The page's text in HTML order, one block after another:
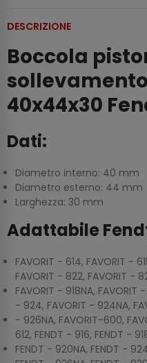
DESCRIZIONE
Boccola
40x44x30
Dati:
Diametro interno: 40 mm
Diametro esterno: 44 mm
Larghezza: 30 mm
Adattabile
FAVORIT - 614, FAVORIT -
FAVORIT - 822, FAVORIT -
FAVORIT - 918NA, FAVORIT
- 924, FAVORIT - 924NA,
- 926NA, FAVORIT-600,
612, FENDT - 916, FENDT -
FENDT - 920NA, FENDT -